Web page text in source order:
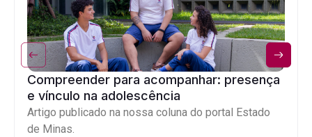
Compreender para acompanhar: presença
e vínculo na adolescência
Artigo publicado na nossa coluna do portal Estado
de Minas.